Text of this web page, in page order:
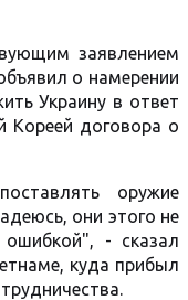
заявлением
о намерении
Украину в ответ
Кореей договора о
оружие
они этого не
- сказал
куда прибыл